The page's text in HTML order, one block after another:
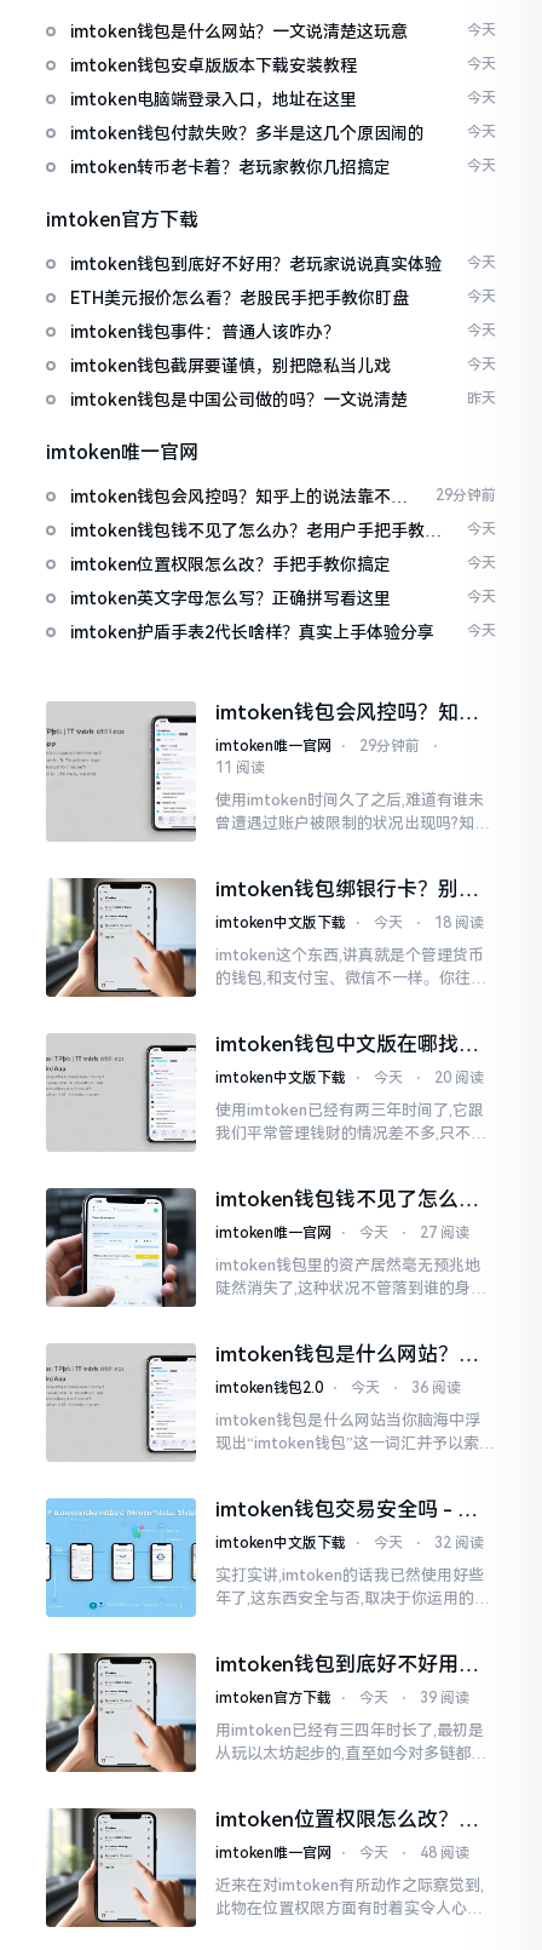
imtoken钱包是什么网站？一文说清楚这玩意 今天
imtoken钱包安卓版版本下载安装教程 今天
imtoken电脑端登录入口，地址在这里 今天
imtoken钱包付款失败？多半是这几个原因闹的 今天
imtoken转币老卡着？老玩家教你几招搞定 今天
imtoken官方下载
imtoken钱包到底好不好用？老玩家说说真实体验 今天
ETH美元报价怎么看？老股民手把手教你盯盘 今天
imtoken钱包事件：普通人该咋办？ 今天
imtoken钱包截屏要谨慎，别把隐私当儿戏 今天
imtoken钱包是中国公司做的吗？一文说清楚 昨天
imtoken唯一官网
imtoken钱包会风控吗？知乎上的说法靠不靠
谱，老币民告诉你
29分钟前
imtoken钱包钱不见了怎么办？老用户手把手教你
找回
今天
imtoken位置权限怎么改？手把手教你搞定 今天
imtoken英文字母怎么写？正确拼写看这里 今天
imtoken护盾手表2代长啥样？真实上手体验分享 今天
imtoken钱包会风控吗？知乎
上的说法靠不靠谱，老币民告
诉你
imtoken唯一官网 ⋅ 29分钟前
⋅
11 阅读
使用imtoken时间久了之后,难道有谁未
曾遭遇过账户被限制的状况出现吗?知乎
制。
imtoken钱包绑银行卡？别折
腾了，真相是这样的
imtoken中文版下载 ⋅ 今天 ⋅ 18 阅读
imtoken这个东西,讲真就是个管理货币
的钱包,和支付宝、微信不一样。你往里
imtoken钱包中文版在哪找？
老手教你避坑
imtoken中文版下载 ⋅ 今天 ⋅ 20 阅读
使用imtoken已经有两三年时间了,它跟
我们平常管理钱财的情况差不多,只不过
许许多多的链接
imtoken钱包钱不见了怎么
办？老用户手把手教你找回
imtoken唯一官网 ⋅ 今天 ⋅ 27 阅读
imtoken钱包里的资产居然毫无预兆地
陡然消失了,这种状况不管落到谁的身上,
打开钱包查看时
imtoken钱包是什么网站？一
文说清楚这玩意
imtoken钱包2.0 ⋅ 今天 ⋅ 36 阅读
imtoken钱包是什么网站当你脑海中浮
现出“imtoken钱包”这一词汇并予以索求
我也曾短暂错愕
imtoken钱包交易安全吗 - 老
用户的一些心里话
imtoken中文版下载 ⋅ 今天 ⋅ 32 阅读
实打实讲,imtoken的话我已然使用好些
年了,这东西安全与否,取决于你运用的方
睹过非常多的人
imtoken钱包到底好不好用？
老玩家说说真实体验
imtoken官方下载 ⋅ 今天 ⋅ 39 阅读
用imtoken已经有三四年时长了,最初是
从玩以太坊起步的,直至如今对多链都有
imtoken位置权限怎么改？手
把手教你搞定
imtoken唯一官网 ⋅ 今天 ⋅ 48 阅读
近来在对imtoken有所动作之际察觉到,
此物在位置权限方面有时着实令人心生